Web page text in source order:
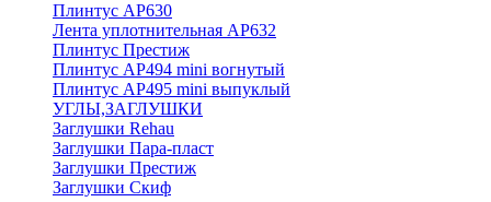
Плинтус АР630
Лента уплотнительная АР632
Плинтус Престиж
Плинтус АР494 mini вогнутый
Плинтус АР495 mini выпуклый
УГЛЫ,ЗАГЛУШКИ
Заглушки Rehau
Заглушки Пара-пласт
Заглушки Престиж
Заглушки Скиф